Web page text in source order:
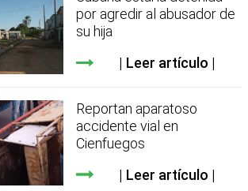
por agredir al abusador de
su hija
Leer artículo
Reportan aparatoso
accidente vial en
Cienfuegos
Leer artículo